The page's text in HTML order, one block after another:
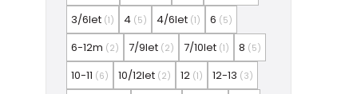
3/6let (1) 4 (5) 4/6let (1) 6 (5)
6-12m (2) 7/9let (2) 7/10let (1) 8 (5)
10-11 (6) 10/12let (2) 12 (1) 12-13 (3)